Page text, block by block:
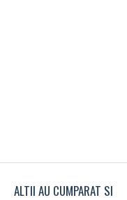
ALTII AU CUMPARAT SI